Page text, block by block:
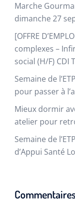
Marche
dimanche 27
[OFFRE
complexes –
social (H/F) CDI
Semaine de
pour passer à
Mieux dormir
atelier pour
Semaine de
d’Appui Santé